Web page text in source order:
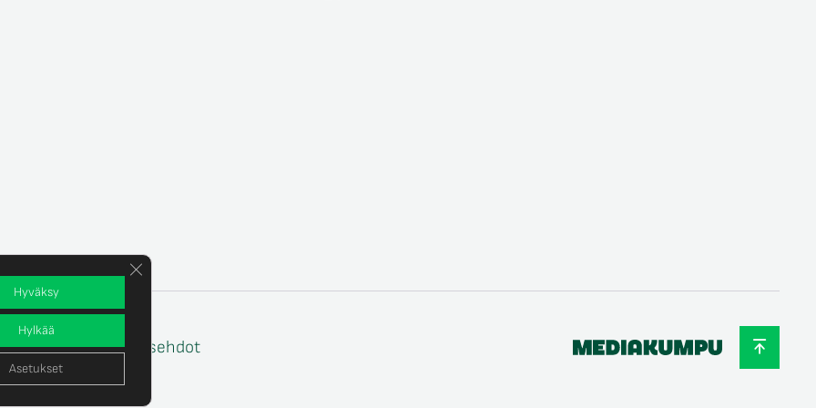
Tilaus- ja toimitusehdot
Hyväksy
Hylkää
Asetukset
Sulje evästebanneri